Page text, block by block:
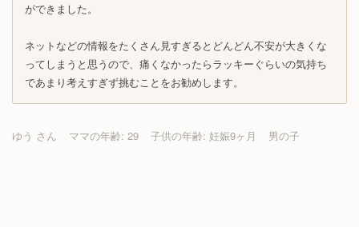
ができました。
ネットなどの情報をたくさん見すぎるとどんどん不安が大きくな
ってしまうと思うので、痛くなかったらラッキーぐらいの気持ち
であまり考えすぎず挑むことをお勧めします。
ゆう さん ママの年齢: 29 子供の年齢: 妊娠9ヶ月 男の子